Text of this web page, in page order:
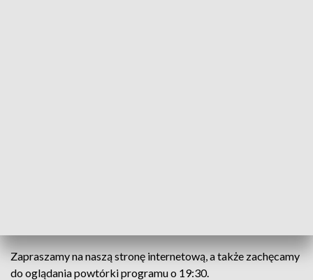
Zapraszamy na naszą stronę internetową, a także zachęcamy
do oglądania powtórki programu o 19:30.